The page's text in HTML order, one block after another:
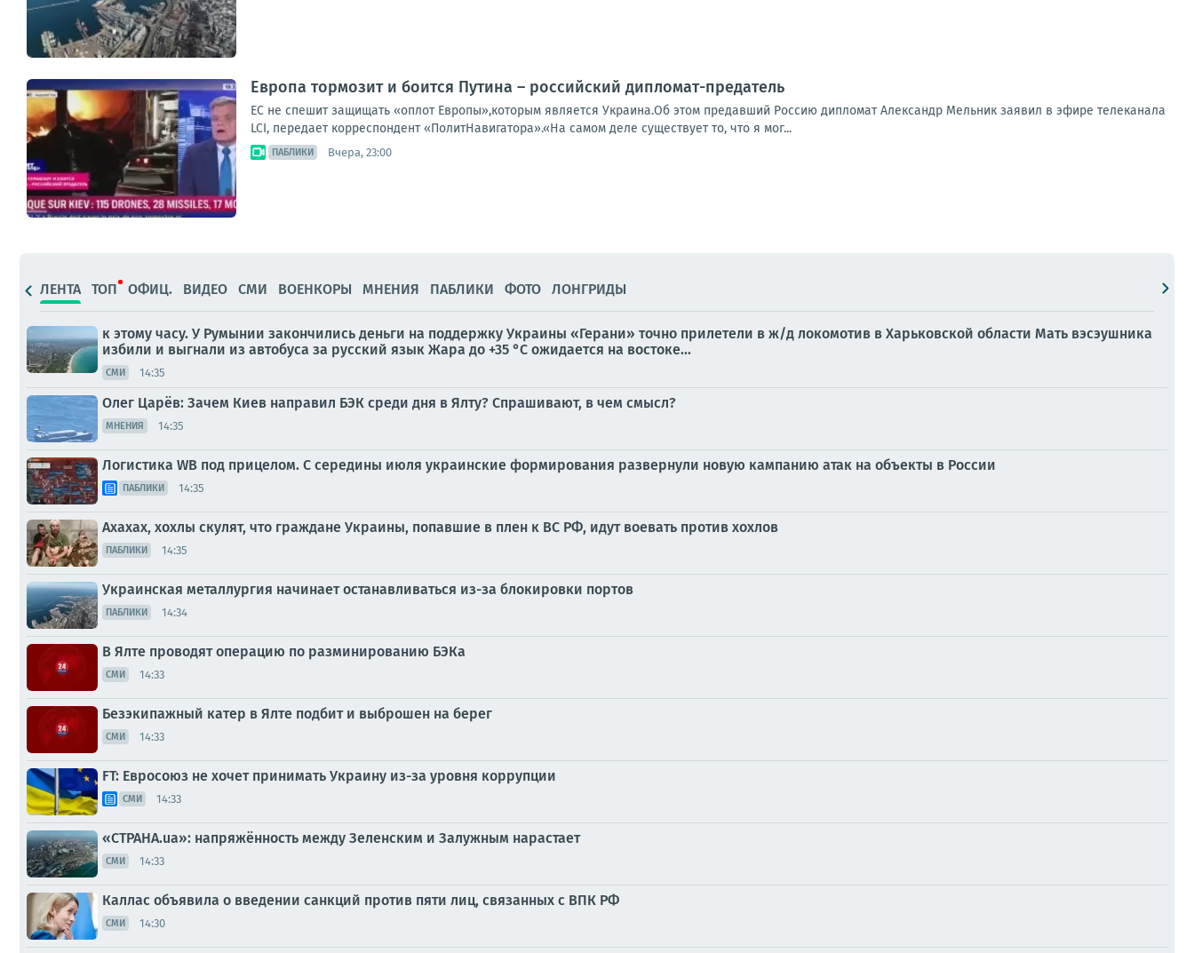
Европа тормозит и боится Путина – российский дипломат-предатель
ЕС не спешит защищать «оплот Европы»,которым является Украина.Об этом предавший Россию дипломат Александр Мельник заявил в эфире телеканала
LCI, передает корреспондент «ПолитНавигатора».«На самом деле существует то, что я мог...
ПАБЛИКИ Вчера, 23:00
ЛЕНТА ТОП ОФИЦ. ВИДЕО СМИ ВОЕНКОРЫ МНЕНИЯ ПАБЛИКИ ФОТО ЛОНГРИДЫ
к этому часу. У Румынии закончились деньги на поддержку Украины «Герани» точно прилетели в ж/д локомотив в Харьковской области Мать вэсэушника
избили и выгнали из автобуса за русский язык Жара до +35 °С ожидается на востоке...
СМИ 14:35
Олег Царёв: Зачем Киев направил БЭК среди дня в Ялту? Спрашивают, в чем смысл?
МНЕНИЯ 14:35
Логистика WB под прицелом. С середины июля украинские формирования развернули новую кампанию атак на объекты в России
ПАБЛИКИ 14:35
Ахахах, хохлы скулят, что граждане Украины, попавшие в плен к ВС РФ, идут воевать против хохлов
ПАБЛИКИ 14:35
Украинская металлургия начинает останавливаться из-за блокировки портов
ПАБЛИКИ 14:34
В Ялте проводят операцию по разминированию БЭКа
СМИ 14:33
Безэкипажный катер в Ялте подбит и выброшен на берег
СМИ 14:33
FT: Евросоюз не хочет принимать Украину из-за уровня коррупции
СМИ 14:33
«СТРАНА.ua»: напряжённость между Зеленским и Залужным нарастает
СМИ 14:33
Каллас объявила о введении санкций против пяти лиц, связанных с ВПК РФ
СМИ 14:30